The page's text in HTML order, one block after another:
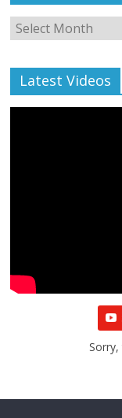
Monthly
Archive
Latest Videos